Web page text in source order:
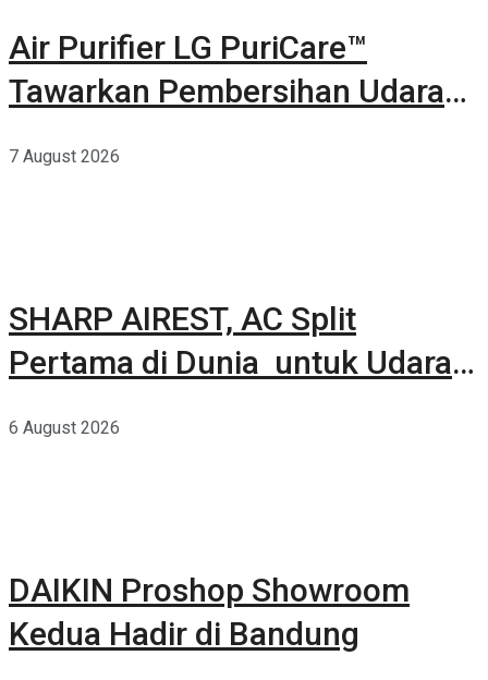
Air Purifier LG PuriCare™
Tawarkan Pembersihan Udara
7 August 2026
SHARP AIREST, AC Split
Pertama di Dunia untuk Udara
6 August 2026
DAIKIN Proshop Showroom
Kedua Hadir di Bandung